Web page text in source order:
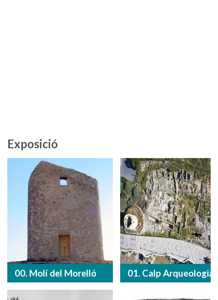
Exposició
00. Molí del Morelló 01. Calp Arqueologia